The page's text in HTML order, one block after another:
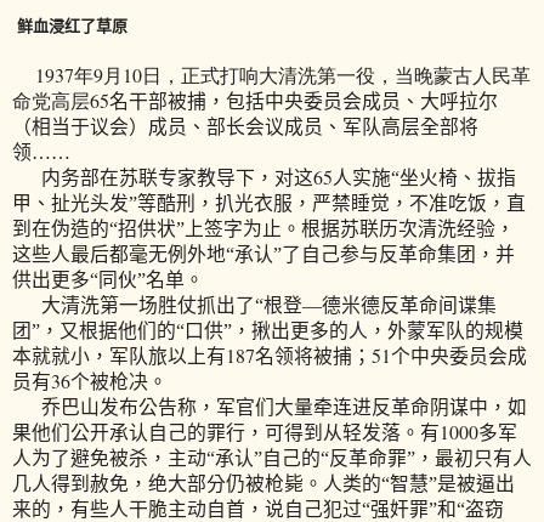
鲜血浸红了草原
1937年9月 10日 ，正式打响大清洗第一役，当晚蒙古人民革
命党高层65名干部被捕，包括中央委员会成员、大呼拉尔
（相当于议会）成员、部长会议成员、军队高层全部将
领……
内务部在苏联专家教导下，对这65人实施“坐火椅、拔指
甲、扯光头发”等酷刑，扒光衣服，严禁睡觉，不准吃饭，直
到在伪造的“招供状”上签字为止。根据苏联历次清洗经验，
这些人最后都毫无例外地“承认”了自己参与反革命集团，并
供出更多“同伙”名单。
大清洗第一场胜仗抓出了“根登—德米德反革命间谍集
团”，又根据他们的“口供”，揪出更多的人，外蒙军队的规模
本就就小，军队旅以上有187名领将被捕； 51个中央委员会成
员有36个被枪决。
乔巴山发布公告称，军官们大量牵连进反革命阴谋中，如
果他们公开承认自己的罪行，可得到从轻发落。有1000多军
人为了避免被杀，主动“承认”自己的“反革命罪”，最初只有人
几人得到赦免，绝大部分仍被枪毙。人类的“智慧”是被逼出
来的，有些人干脆主动自首，说自己犯过“强奸罪”和“盗窃